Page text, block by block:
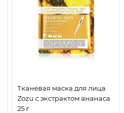
Тканевая маска для лица
Zozu с экстрактом ананаса
25 г